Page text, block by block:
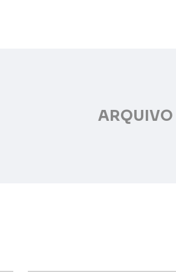
ARQUIVO